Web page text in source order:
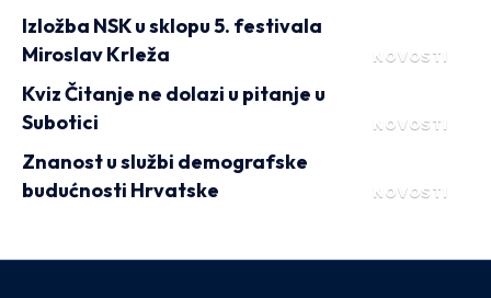
NOVOSTI
Izložba NSK u sklopu 5. festivala
Miroslav Krleža
NOVOSTI
Kviz Čitanje ne dolazi u pitanje u
Subotici
NOVOSTI
Znanost u službi demografske
budućnosti Hrvatske